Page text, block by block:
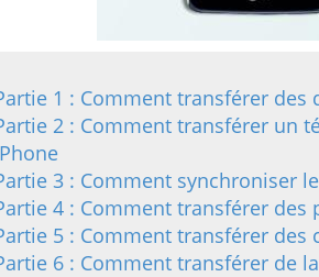
1 : Comment transférer des
2 : Comment transférer un
3 : Comment synchroniser
4 : Comment transférer des
5 : Comment transférer des
6 : Comment transférer de